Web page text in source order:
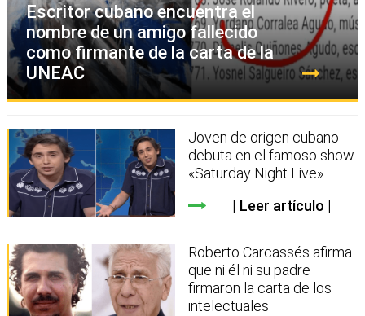
Escritor cubano encuentra el
nombre de un amigo fallecido
como firmante de la carta de la
UNEAC
Joven de origen cubano
debuta en el famoso show
«Saturday Night Live»
Leer artículo
Roberto Carcassés afirma
que ni él ni su padre
firmaron la carta de los
intelectuales